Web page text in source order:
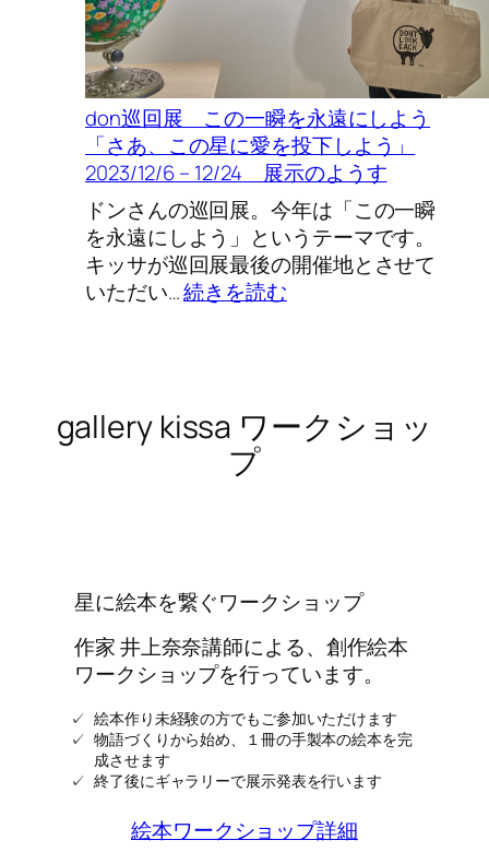
ー
ク
シ
ョ
ッ
プ」
か
ら
生
ま
本
た
2/18
don巡回展 この一瞬を永遠にしよう
「さあ、この星に愛を投下しよう」
2023/12/6 – 12/24 展示のようす
ドンさんの巡回展。今年は「この一瞬
を永遠にしよう」というテーマです。
キッサが巡回展最後の開催地とさせて
いただい…続きを読む:
こ
遠
に
し
よ
「さ
あ、
こ
星
gallery kissa ワークショッ
プ
星に絵本を繋ぐワークショップ
作家 井上奈奈講師による、創作絵本
ワークショップを行っています。
絵本作り未経験の方でもご参加いただけます
物語づくりから始め、１冊の手製本の絵本を完
成させます
終了後にギャラリーで展示発表を行います
絵本ワークショップ詳細